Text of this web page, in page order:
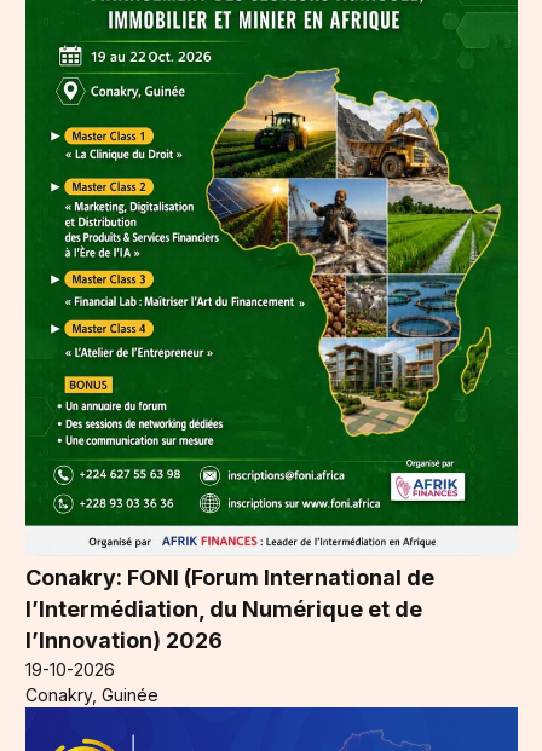
Conakry: FONI (Forum International de
l’Intermédiation, du Numérique et de
l’Innovation) 2026
19-10-2026
Conakry, Guinée